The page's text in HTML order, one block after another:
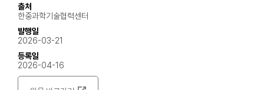
출처
한중과학기술협력센터
발행일
2026-03-21
등록일
2026-04-16